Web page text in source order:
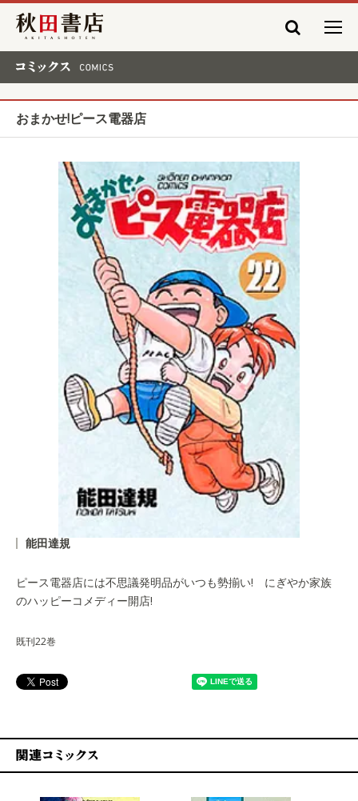
秋田書店
おまかせ!ピース電器店
能田達規
ピース電器店には不思議発明品がいつも勢揃い! にぎやか家族
のハッピーコメディー開店!
既刊22巻